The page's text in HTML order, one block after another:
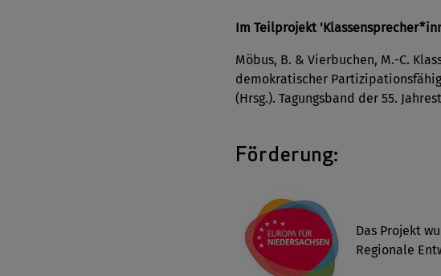
Im Teilprojekt
Möbus, B. & Vierbuchen, M.-C.
demokratischer
(Hrsg.). Tagungsband der 55.
Förderung:
Das Projekt
Regionale